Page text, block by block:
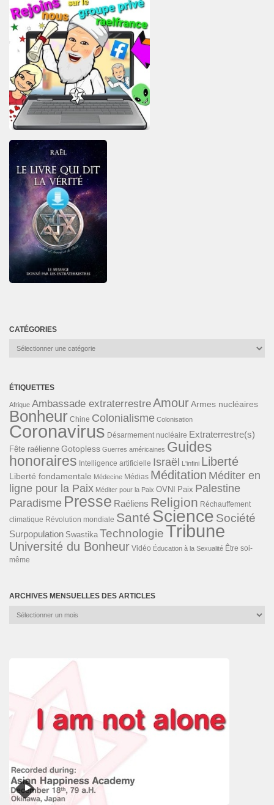
CATÉGORIES
Catégories
ÉTIQUETTES
Afrique Ambassade extraterrestreAmourArmes nucléaires
Bonheur Chine Colonialisme Colonisation
Coronavirus Désarmement nucléaire Extraterrestre(s)
Fête raélienne Gotopless Guerres américaines Guides
honoraires Intelligence artificielle Israël L'infini Liberté
Liberté fondamentale Médecine Médias Méditation Méditer en
ligne pour la Paix Méditer pour la Paix OVNI Paix Palestine
Paradisme Presse Raéliens Religion Réchauffement
climatique Révolution mondiale Santé Science Société
Surpopulation Swastika TechnologieTribune
Université du Bonheur Vidéo Éducation à la Sexualité Être soi-
même
ARCHIVES MENSUELLES DES ARTICLES
Archives